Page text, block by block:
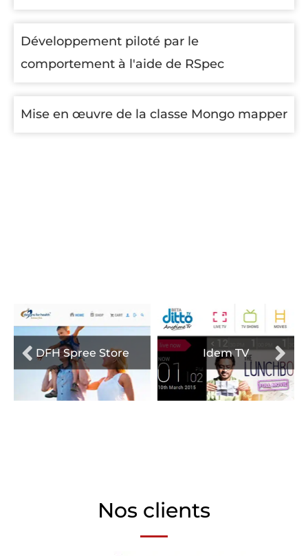
Développement piloté par le
comportement à l'aide de RSpec
Mise en œuvre de la classe Mongo mapper
DFH Spree Store Idem TV
Nos clients